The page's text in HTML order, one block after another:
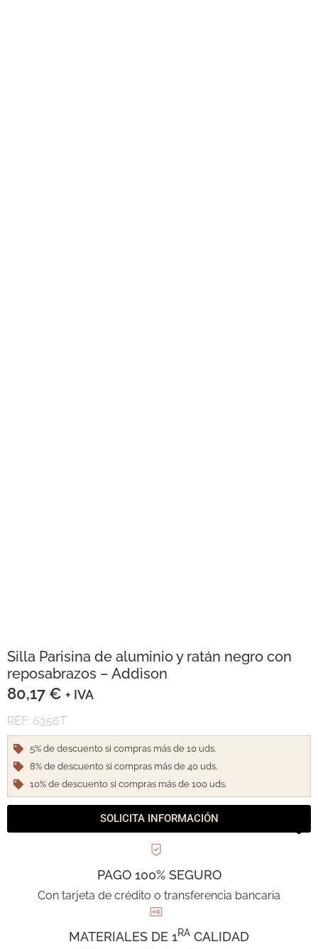
Silla Parisina de aluminio y ratán negro con
reposabrazos – Addison
80,17 € + IVA
REF: 6356T
5% de descuento si compras más de 10 uds.
8% de descuento si compras más de 40 uds.
10% de descuento si compras más de 100 uds.
SOLICITA INFORMACIÓN
PAGO 100% SEGURO
Con tarjeta de crédito o transferencia bancaria
MATERIALES DE 1RA CALIDAD